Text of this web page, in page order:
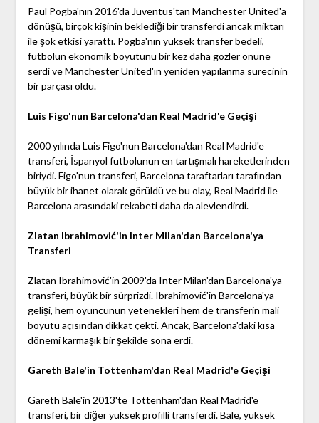
Paul Pogba'nın 2016'da Juventus'tan Manchester United'a
dönüşü, birçok kişinin beklediği bir transferdi ancak miktarı
ile şok etkisi yarattı. Pogba'nın yüksek transfer bedeli,
futbolun ekonomik boyutunu bir kez daha gözler önüne
serdi ve Manchester United'ın yeniden yapılanma sürecinin
bir parçası oldu.
Luis Figo'nun Barcelona'dan Real Madrid'e Geçişi
2000 yılında Luis Figo'nun Barcelona'dan Real Madrid'e
transferi, İspanyol futbolunun en tartışmalı hareketlerinden
biriydi. Figo'nun transferi, Barcelona taraftarları tarafından
büyük bir ihanet olarak görüldü ve bu olay, Real Madrid ile
Barcelona arasındaki rekabeti daha da alevlendirdi.
Zlatan Ibrahimović'in Inter Milan'dan Barcelona'ya
Transferi
Zlatan Ibrahimović'in 2009'da Inter Milan'dan Barcelona'ya
transferi, büyük bir sürprizdi. Ibrahimović'in Barcelona'ya
gelişi, hem oyuncunun yetenekleri hem de transferin mali
boyutu açısından dikkat çekti. Ancak, Barcelona'daki kısa
dönemi karmaşık bir şekilde sona erdi.
Gareth Bale'in Tottenham'dan Real Madrid'e Geçişi
Gareth Bale'in 2013'te Tottenham'dan Real Madrid'e
transferi, bir diğer yüksek profilli transferdi. Bale, yüksek